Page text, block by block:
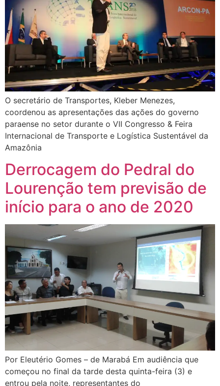
O secretário de Transportes, Kleber Menezes,
coordenou as apresentações das ações do governo
paraense no setor durante o VII Congresso & Feira
Internacional de Transporte e Logística Sustentável da
Amazônia
Derrocagem do Pedral do
Lourenção tem previsão de
início para o ano de 2020
Por Eleutério Gomes – de Marabá Em audiência que
começou no final da tarde desta quinta-feira (3) e
entrou pela noite, representantes do